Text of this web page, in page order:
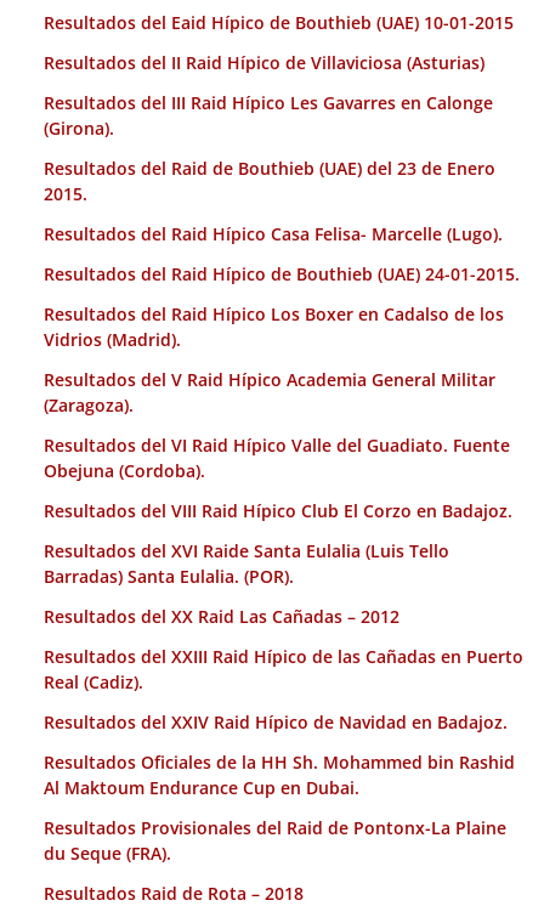
Resultados del Eaid Hípico de Bouthieb (UAE) 10-01-2015
Resultados del II Raid Hípico de Villaviciosa (Asturias)
Resultados del III Raid Hípico Les Gavarres en Calonge
(Girona).
Resultados del Raid de Bouthieb (UAE) del 23 de Enero
2015.
Resultados del Raid Hípico Casa Felisa- Marcelle (Lugo).
Resultados del Raid Hípico de Bouthieb (UAE) 24-01-2015.
Resultados del Raid Hípico Los Boxer en Cadalso de los
Vidrios (Madrid).
Resultados del V Raid Hípico Academia General Militar
(Zaragoza).
Resultados del VI Raid Hípico Valle del Guadiato. Fuente
Obejuna (Cordoba).
Resultados del VIII Raid Hípico Club El Corzo en Badajoz.
Resultados del XVI Raide Santa Eulalia (Luis Tello
Barradas) Santa Eulalia. (POR).
Resultados del XX Raid Las Cañadas – 2012
Resultados del XXIII Raid Hípico de las Cañadas en Puerto
Real (Cadiz).
Resultados del XXIV Raid Hípico de Navidad en Badajoz.
Resultados Oficiales de la HH Sh. Mohammed bin Rashid
Al Maktoum Endurance Cup en Dubai.
Resultados Provisionales del Raid de Pontonx-La Plaine
du Seque (FRA).
Resultados Raid de Rota – 2018